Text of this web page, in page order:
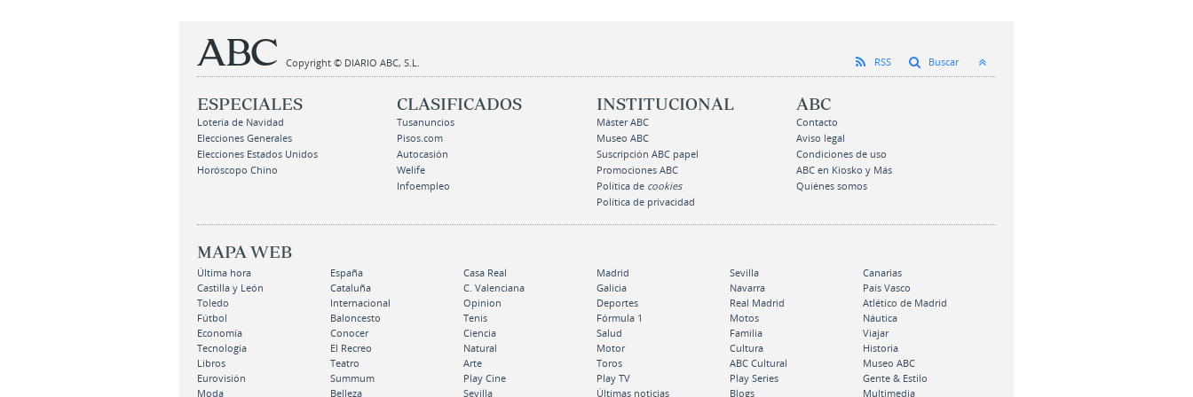
Copyright © DIARIO ABC, S.L. RSS Buscar
ESPECIALES
Lotería de Navidad
Elecciones Generales
Elecciones Estados Unidos
Horóscopo Chino
CLASIFICADOS
Tusanuncios
Pisos.com
Autocasión
Welife
Infoempleo
INSTITUCIONAL
Máster ABC
Museo ABC
Suscripción ABC papel
Promociones ABC
Política de cookies
Política de privacidad
ABC
Contacto
Aviso legal
Condiciones de uso
ABC en Kiosko y Más
Quiénes somos
MAPA WEB
Última hora España Casa Real Madrid Sevilla
Canarias
Castilla y León
Cataluña C. Valenciana Galicia Navarra
País Vasco
Toledo
Internacional Opinion Deportes Real Madrid
Atlético de Madrid
Fútbol
Baloncesto Tenis Fórmula 1 Motos
Náutica
Economía
Conocer Ciencia Salud Familia
Viajar
Tecnología
El Recreo Natural Motor Cultura
Historia
Libros
Teatro Arte Toros ABC Cultural
Museo ABC
Eurovisión
Summum Play Cine Play TV Play Series
Gente & Estilo
Moda
Belleza Sevilla Últimas noticias Blogs Multimedia